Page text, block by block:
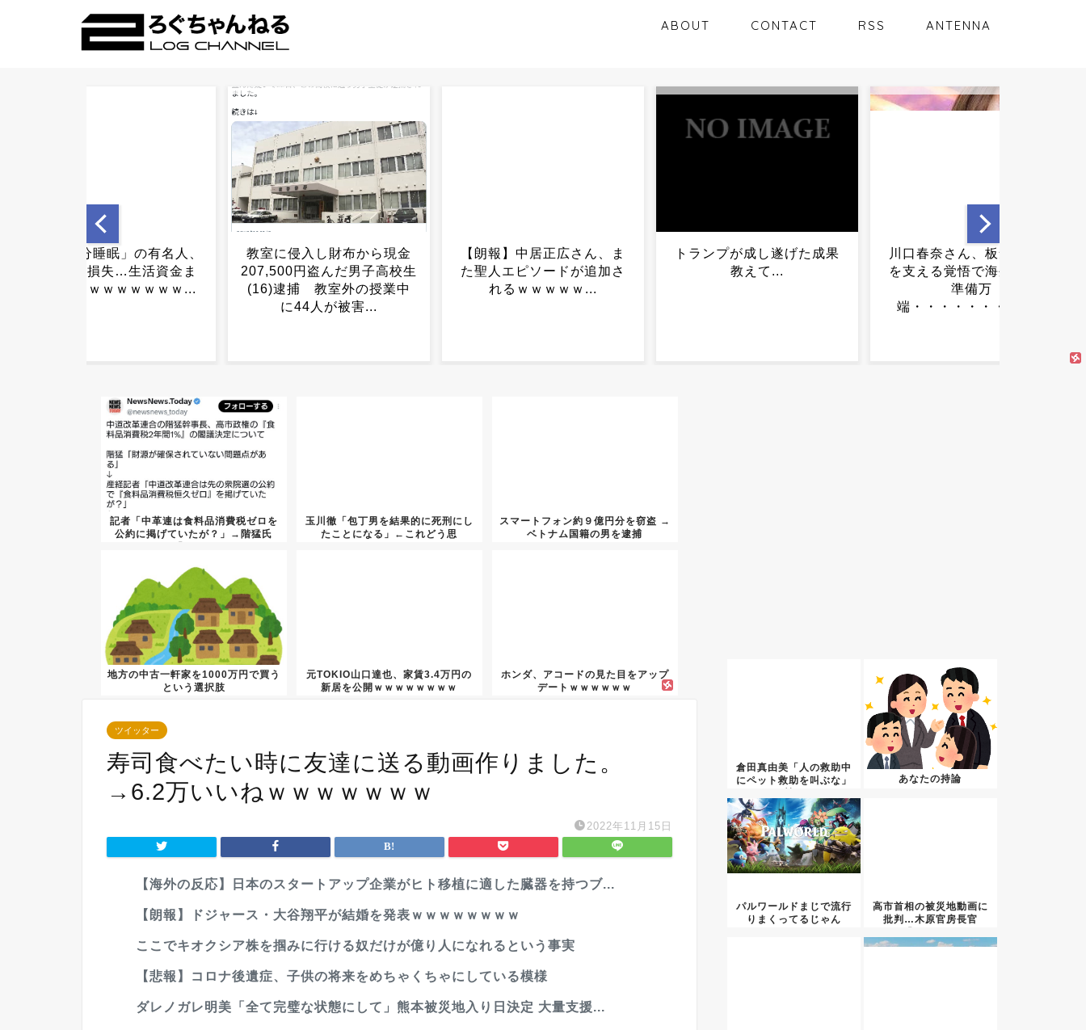
ABOUT CONTACT RSS ANTENNA
【朗報】中居正広さん、ま
た聖人エピソードが追加さ
れるｗｗｗｗｗ...
トランプが成し遂げた成果
教えて...
川口春奈さん、板倉滉さん
を支える覚悟で海外生活へ
ちいかわ映画、想像以上に
重すぎて親たちが困惑ｗｗ
ｗｗｗｗｗｗｗｗ...
教室に侵入し財布から現金
207,500円盗んだ男子高校生
(16)逮捕 教室外の授業中
記者「中革連は食料品消費税ゼロを
公約に掲げていたが？」→階猛氏
玉川徹「包丁男を結果的に死刑にし
たことになる」←これどう思
スマートフォン約９億円分を窃盗 →
ベトナム国籍の男を逮捕
地方の中古一軒家を1000万円で買う
という選択肢
元TOKIO山口達也、家賃3.4万円の
新居を公開ｗｗｗｗｗｗｗｗ
ホンダ、アコードの見た目をアップ
デートｗｗｗｗｗｗ
ツイッター
寿司食べたい時に友達に送る動画作りました。
→6.2万いいねｗｗｗｗｗｗｗ
2022年11月15日
【海外の反応】日本のスタートアップ企業がヒト移植に適した臓器を持つブ...
【朗報】ドジャース・大谷翔平が結婚を発表ｗｗｗｗｗｗｗｗ
ここでキオクシア株を掴みに行ける奴だけが億り人になれるという事実
【悲報】コロナ後遺症、子供の将来をめちゃくちゃにしている模様
ダレノガレ明美「全て完璧な状態にして」熊本被災地入り日決定 大量支援...
倉田真由美「人の救助中
にペット救助を叫ぶな」
あなたの持論
パルワールドまじで流行
りまくってるじゃん
高市首相の被災地動画に
批判…木原官房長官